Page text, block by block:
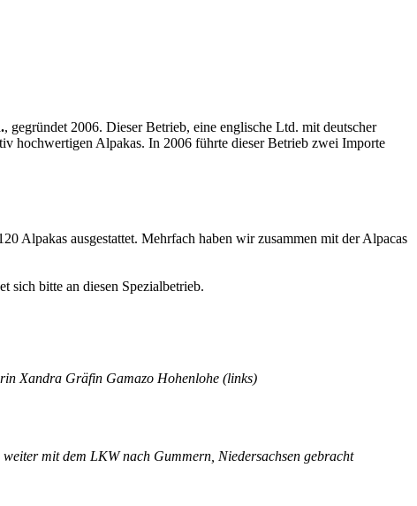
, gegründet 2006. Dieser Betrieb, eine englische Ltd. mit deutscher
hochwertigen Alpakas. In 2006 führte dieser Betrieb zwei Importe
Alpakas ausgestattet. Mehrfach haben wir zusammen mit der Alpacas
sich bitte an diesen Spezialbetrieb.
Xandra Gräfin Gamazo Hohenlohe (links)
mit dem LKW nach Gummern, Niedersachsen gebracht